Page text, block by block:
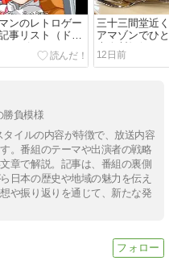
ンのレトロゲー
事リスト（ドラ
トピア・スト
等）
三十三間堂近
アマゾンでひ
本縦断紀行
＞
12日前
勝負模様
タイルの内容が特徴で、放送内容
。番組のテーマや出演者の戦略
章で解説。記事は、番組の裏側
日本の歴史や地域の魅力を伝え
や振り返りを通じて、新たな発